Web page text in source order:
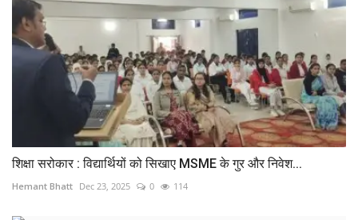
शिक्षा सरोकार : विद्यार्थियों को सिखाए MSME के गुर और निवेश...
Hemant Bhatt Dec 23, 2025 0 114